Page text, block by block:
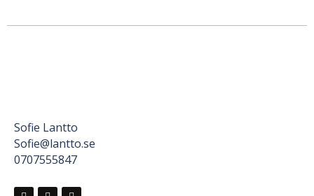
Sofie Lantto
Sofie@lantto.se
0707555847